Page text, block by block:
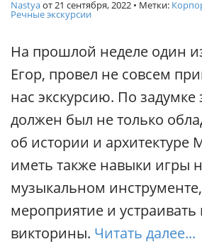
Nastyaот21 сентября, 2022 • Метки:
Речные экскурсии
На прошлой неделе один
Егор, провел не совсем
нас экскурсию. По задумке
должен был не только
об истории и архитектуре
иметь также навыки игры
музыкальном
мероприятие и
викторины. Читать далее...